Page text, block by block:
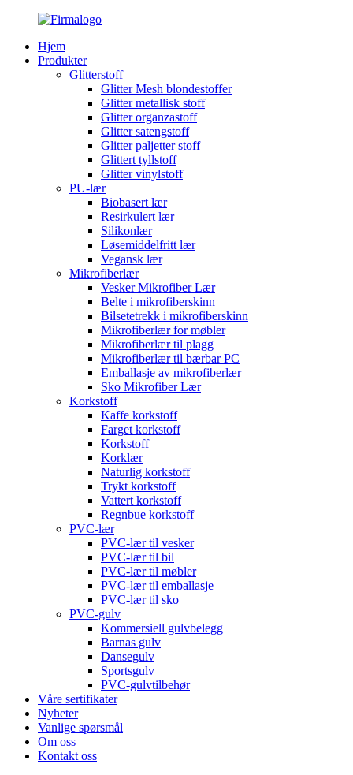
Hjem
Produkter
Glitterstoff
Glitter Mesh blondestoffer
Glitter metallisk stoff
Glitter organzastoff
Glitter satengstoff
Glitter paljetter stoff
Glittert tyllstoff
Glitter vinylstoff
PU-lær
Biobasert lær
Resirkulert lær
Silikonlær
Løsemiddelfritt lær
Vegansk lær
Mikrofiberlær
Vesker Mikrofiber Lær
Belte i mikrofiberskinn
Bilsetetrekk i mikrofiberskinn
Mikrofiberlær for møbler
Mikrofiberlær til plagg
Mikrofiberlær til bærbar PC
Emballasje av mikrofiberlær
Sko Mikrofiber Lær
Korkstoff
Kaffe korkstoff
Farget korkstoff
Korkstoff
Korklær
Naturlig korkstoff
Trykt korkstoff
Vattert korkstoff
Regnbue korkstoff
PVC-lær
PVC-lær til vesker
PVC-lær til bil
PVC-lær til møbler
PVC-lær til emballasje
PVC-lær til sko
PVC-gulv
Kommersiell gulvbelegg
Barnas gulv
Dansegulv
Sportsgulv
PVC-gulvtilbehør
Våre sertifikater
Nyheter
Vanlige spørsmål
Om oss
Kontakt oss